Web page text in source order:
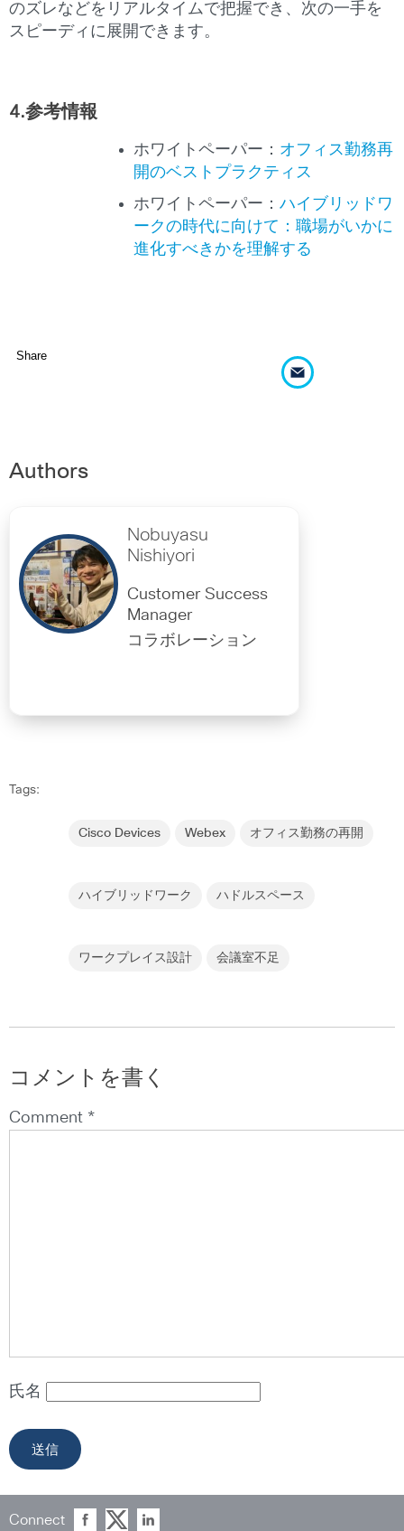
のズレなどをリアルタイムで把握でき、次の一手を
スピーディに展開できます。
4.参考情報
ホワイトペーパー： オフィス勤務再
開のベストプラクティス
ホワイトペーパー： ハイブリッドワ
ークの時代に向けて：職場がいかに
進化すべきかを理解する
Share
Authors
Nobuyasu
Nishiyori
Customer Success
Manager
コラボレーション
Tags:
Cisco Devices Webex オフィス勤務の再開
ハイブリッドワーク ハドルスペース
ワークプレイス設計 会議室不足
コメントを書く
Comment *
氏名
Connect